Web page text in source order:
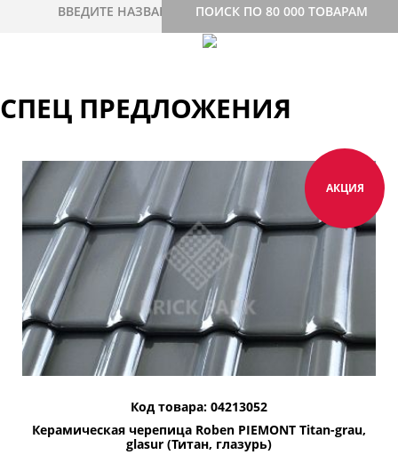
ПОИСК ПО 80 000 ТОВАРАМ
СПЕЦ ПРЕДЛОЖЕНИЯ
АКЦИЯ
Код товара: 04213052
Керамическая черепица Roben PIEMONT Titan-grau,
glasur (Титан, глазурь)